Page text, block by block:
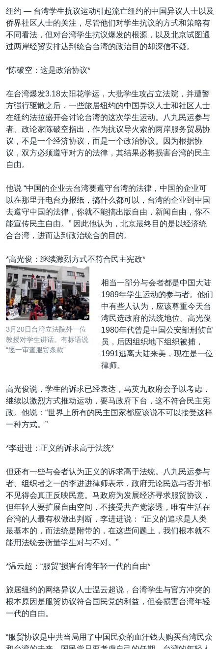
重要讲话与声明
台海两岸关系
南中国海争端
GEN Z 看美国
其他语言网站
纽约 — 台湾学生抗议运动引起流亡纽约的中国异议人士以及
侨界社区人士的关注，尽管他们对学生抗议的方式和策略有
不同看法，但对台湾学生抗议爆发的根源，以及北京试图通
过两岸经贸安排达到统合台湾的政治目的却深信不疑。
*陈破空：这是政治协议*
在台湾爆发3.18太阳花学运，大批学生攻占立法院，并遭警
方强行驱散之后，一些旅居纽约的中国异议人士和社区人士
在纽约法拉盛开会讨论台湾的这次学生运动。八九民运参与
者、政论家陈破空指出，作为抗议导火索的两岸服务贸易协
议，不是一个经济协议，而是一个政治协议。因为根据协
议，双方必须遵守对方的法律，其结果必将损害台湾的民主
自由。
他说 “中国的企业去台湾要遵守台湾的法律，中国的企业可
以在那里开电台办报纸，搞什么都可以，台湾的企业到中国
去遵守中国的法律，你就不能搞出版自由，新闻自由，你不
能宣传民主自由。” 因此他认为，北京最终目的是以经济统
合台湾，进而达到政治统合的目的。
*高光俊：继续激烈方式不符合民主宪政*
3月20日台湾立法院外一位
教授对学生讲话。有标语说
“逐一审查服贸条款”
相当一部分与会者都是中国大陆
1989年学生运动的参与者。他们
中有些人认为，应该尊重今天台
湾民选政府的法统地位。高光俊
1980年代曾是中国公安部刑侦官
员，后因组织地下组织被捕，
1991逃离大陆来美，现在是一位
律师。
高光俊说，学生的诉求已经表达，马英九政府会予以考虑，
继续以激烈方式推动运动，要马政府下台，这不符合民主宪
政。他说：“世界上所有的民主国家都应该说不可以接受这样
一种方式。”
*李进进：正义的诉求高于法统*
但还有一些与会者认为正义的诉求高于法统。八九民运参与
者、组织者之一的李进进律师表示，政府无论民选与否并都
不见得会真正反映民意。马政府为发展经济寻求服贸协议，
但年轻人要扩展自由空间，不接受共产党渗透，唯有生活在
台湾的人最有权做出判断，李进进说： “正义的追求是人类
最基本的，而法统是附带的，在这些问题上，我们根本就不
能用法统去衡量学生对与不对。”
*温云超：“服贸”损害台湾年轻一代的自由*
旅居纽约的网络异议人士温云超说，台湾学生与官方冲突的
根本原因是服贸协议符合国民党的利益，但会损害台湾年轻
一代的自由。
“服贸协议是中共当局用了中国民众的血汗钱去购买台湾民众